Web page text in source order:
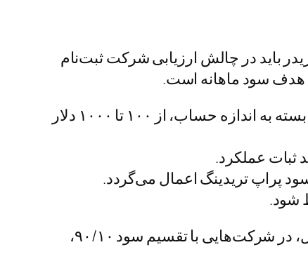
باید در چالش ارزیابی شرکت ثبت‌نام
هدف سود ماهانه است.
: بیشتر شرکت‌ها هزینه‌ای برای ورود به چالش دریافت می‌کنند که بسته به اندازه حساب، از ۱۰۰ تا ۱۰۰۰ دلار
ثبات عملکرد.
پراپ تریدینگ اعمال می‌گردد.
این مراحل به تریدر کمک می‌کند تا بدون سرمایه شخصی، به بازارهای بزرگ دسترسی یابد. برای مثال، در شرکت‌هایی با تقسیم سود ۹۰/۱۰،